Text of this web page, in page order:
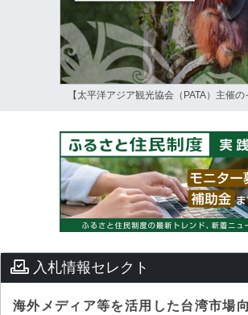
【太平洋アジア観光協会（PATA）主催の
入札情報セレクト
海外メディア等を活用した台湾市場